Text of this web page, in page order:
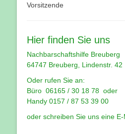
Vorsitzende
Hier finden Sie uns
Nachbarschaftshilfe Breuberg
64747 Breuberg, Lindenstr. 42
Oder rufen Sie an:
Büro 06165 / 30 18 78 oder
Handy 0157 / 87 53 39 00
oder schreiben Sie uns eine E-